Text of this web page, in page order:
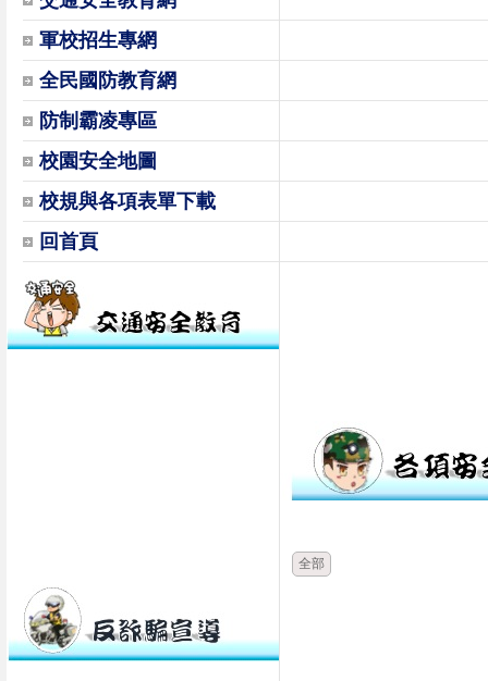
軍校招生專網
全民國防教育網
防制霸凌專區
校園安全地圖
校規與各項表單下載
回首頁
全部